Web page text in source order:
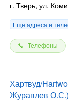
г. Тверь, ул.
Ещё адреса и
Телефоны
Хартвуд/
Журавлев О.С.)